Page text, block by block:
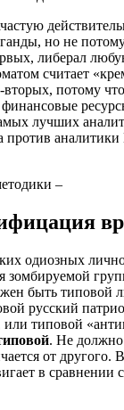
но не
либерал
считает
потому
лучших
против
–
одиозных
зомбируемой
быть типовой
русский
или типовой
. Не должно
от другого.
в сравнении